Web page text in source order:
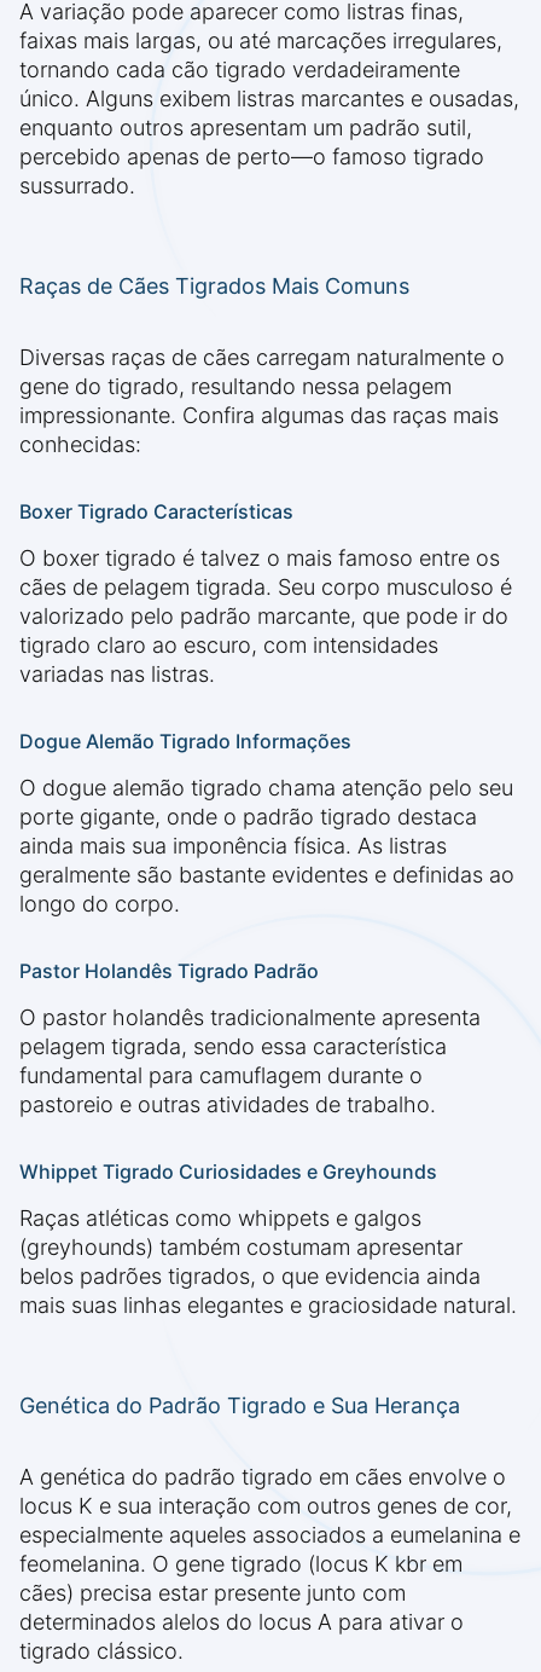
A variação pode aparecer como listras finas,
faixas mais largas, ou até marcações irregulares,
tornando cada cão tigrado verdadeiramente
único. Alguns exibem listras marcantes e ousadas,
enquanto outros apresentam um padrão sutil,
percebido apenas de perto—o famoso tigrado
sussurrado.
Raças de Cães Tigrados Mais Comuns
Diversas raças de cães carregam naturalmente o
gene do tigrado, resultando nessa pelagem
impressionante. Confira algumas das raças mais
conhecidas:
Boxer Tigrado Características
O boxer tigrado é talvez o mais famoso entre os
cães de pelagem tigrada. Seu corpo musculoso é
valorizado pelo padrão marcante, que pode ir do
tigrado claro ao escuro, com intensidades
variadas nas listras.
Dogue Alemão Tigrado Informações
O dogue alemão tigrado chama atenção pelo seu
porte gigante, onde o padrão tigrado destaca
ainda mais sua imponência física. As listras
geralmente são bastante evidentes e definidas ao
longo do corpo.
Pastor Holandês Tigrado Padrão
O pastor holandês tradicionalmente apresenta
pelagem tigrada, sendo essa característica
fundamental para camuflagem durante o
pastoreio e outras atividades de trabalho.
Whippet Tigrado Curiosidades e Greyhounds
Raças atléticas como whippets e galgos
(greyhounds) também costumam apresentar
belos padrões tigrados, o que evidencia ainda
mais suas linhas elegantes e graciosidade natural.
Genética do Padrão Tigrado e Sua Herança
A genética do padrão tigrado em cães envolve o
locus K e sua interação com outros genes de cor,
especialmente aqueles associados a eumelanina e
feomelanina. O gene tigrado (locus K kbr em
cães) precisa estar presente junto com
determinados alelos do locus A para ativar o
tigrado clássico.